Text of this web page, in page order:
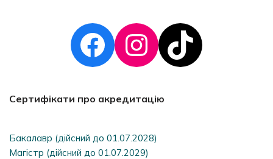
Сертифікати про акредитацію
Бакалавр (дійсний до 01.07.2028)
Магістр (дійсний до 01.07.2029)